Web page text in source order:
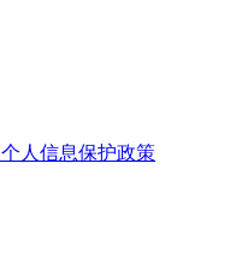
个人信息保护政策